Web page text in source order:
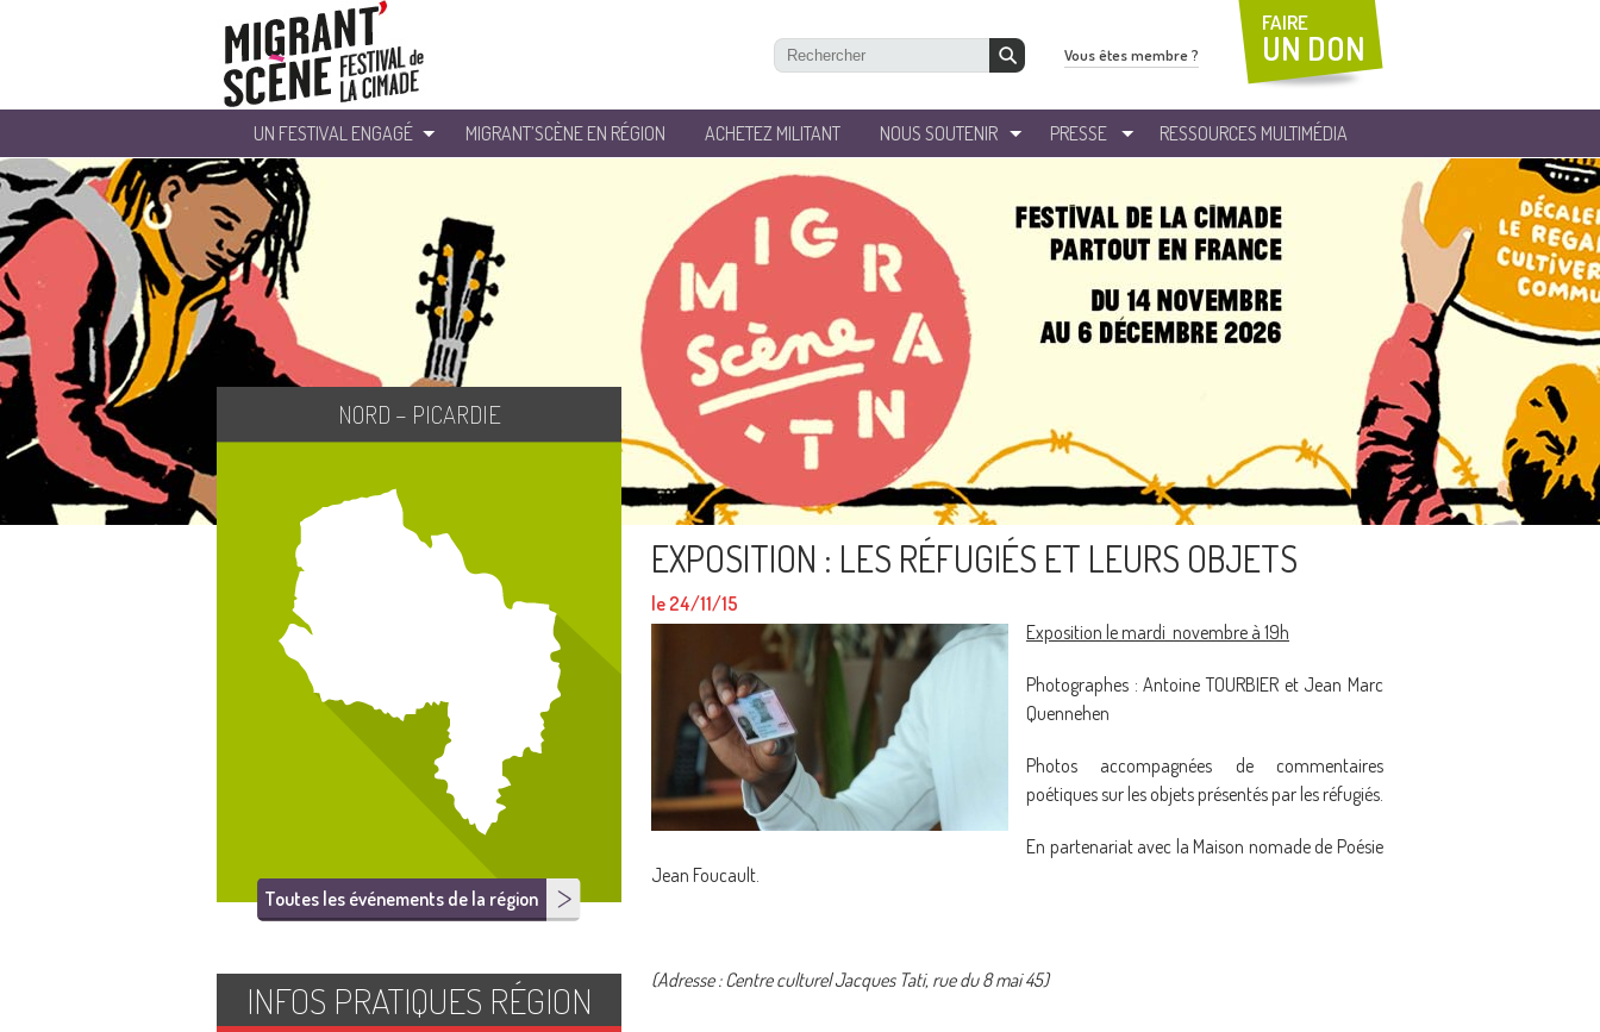
UN FESTIVAL ENGAGÉ MIGRANT’SCÈNE EN RÉGION ACHETEZ MILITANT NOUS SOUTENIR PRESSE RESSOURCES MULTIMÉDIA
Vous êtes membre ?
FAIRE
UN DON
EXPOSITION : LES RÉFUGIÉS ET LEURS OBJETS
le 24/11/15
Exposition le mardi novembre à 19h
Photographes : Antoine TOURBIER et Jean Marc
Quennehen
Photos accompagnées de commentaires
poétiques sur les objets présentés par les réfugiés.
En partenariat avec la Maison nomade de Poésie
Jean Foucault.
(Adresse : Centre culturel Jacques Tati, rue du 8 mai 45)
NORD – PICARDIE
Toutes les événements de la région
INFOS PRATIQUES RÉGION